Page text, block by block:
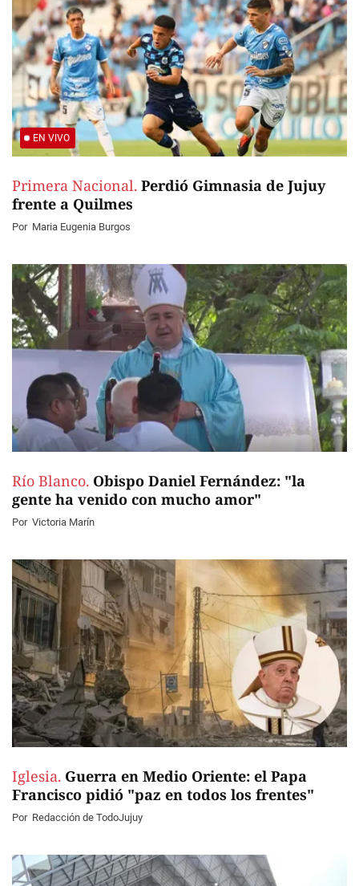
EN VIVO
Primera Nacional. Perdió Gimnasia de Jujuy
frente a Quilmes
Por Maria Eugenia Burgos
Río Blanco. Obispo Daniel Fernández: "la
gente ha venido con mucho amor"
Por Victoria Marín
Iglesia. Guerra en Medio Oriente: el Papa
Francisco pidió "paz en todos los frentes"
Por Redacción de TodoJujuy